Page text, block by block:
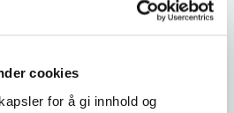
cookies
for å gi innhold og